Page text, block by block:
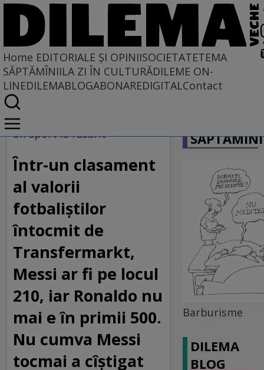
Home EDITORIALE ȘI OPINIISOCIETATETEMA
SĂPTĂMÎNIILA ZI ÎN CULTURĂDILEME ON-
LINEDILEMABLOGABONAREDIGITALContact
Home
EDITORIALE ȘI OPINII
TÎLC SHOW
un sport la răsărit
Într-un clasament
al valorii
fotbaliștilor
întocmit de
Transfermarkt,
Messi ar fi pe locul
210, iar Ronaldo nu
mai e în primii 500.
Nu cumva Messi
tocmai a cîștigat
Barburisme
DILEMA
BLOG